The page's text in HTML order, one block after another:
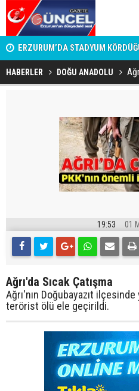
ERZURUM’DA STADYUM
EDİLDİ, ERTELENDİ Mİ?
HABERLER DOĞU ANADOLU
19:53 01
Ağrı'da Sıcak Çatışma
Ağrı'nın Doğubayazıt
terörist ölü ele geçirildi.